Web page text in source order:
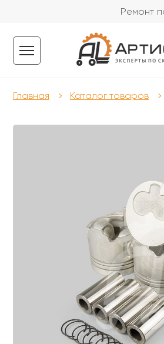
Ремонт
Главная Каталог товаров